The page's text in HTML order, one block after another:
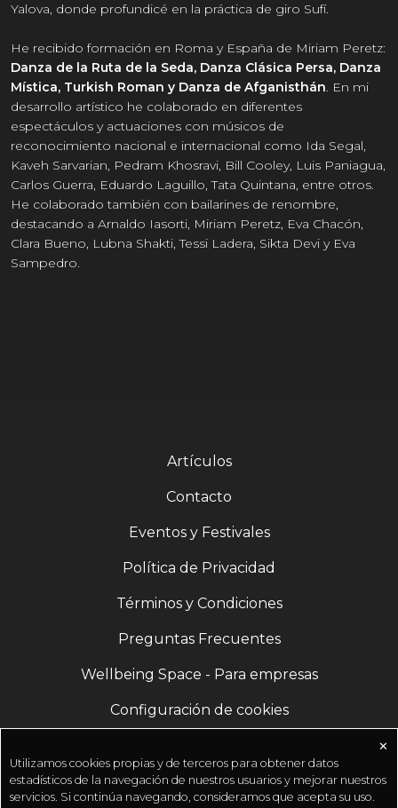
Yalova, donde profundicé en la práctica de giro Sufí.
He recibido formación en Roma y España de Miriam Peretz:
Danza de la Ruta de la Seda, Danza Clásica Persa, Danza
Mística, Turkish Roman y Danza de Afganisthán. En mi
desarrollo artístico he colaborado en diferentes
espectáculos y actuaciones con músicos de
reconocimiento nacional e internacional como Ida Segal,
Kaveh Sarvarian, Pedram Khosravi, Bill Cooley, Luis Paniagua,
Carlos Guerra, Eduardo Laguillo, Tata Quintana, entre otros.
He colaborado también con bailarines de renombre,
destacando a Arnaldo Iasorti, Miriam Peretz, Eva Chacón,
Clara Bueno, Lubna Shakti, Tessi Ladera, Sikta Devi y Eva
Sampedro.
Artículos
Contacto
Eventos y Festivales
Política de Privacidad
Términos y Condiciones
Preguntas Frecuentes
Wellbeing Space - Para empresas
Configuración de cookies
✕
Utilizamos cookies propias y de terceros para obtener datos
estadísticos de la navegación de nuestros usuarios y mejorar nuestros
servicios. Si continúa navegando, consideramos que acepta su uso.